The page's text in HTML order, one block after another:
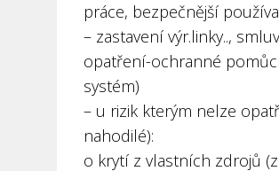
práce, bezpečnější
– zastavení výr.linky..,
opatření-ochranné
systém)
– u rizik kterým nelze
nahodilé):
o krytí z vlastních zdrojů